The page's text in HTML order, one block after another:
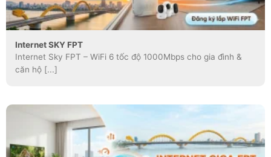
Internet SKY FPT
Internet Sky FPT – WiFi 6 tốc độ 1000Mbps cho gia đình &
căn hộ [...]